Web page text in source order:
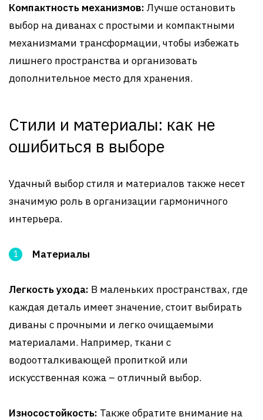
Компактность механизмов: Лучше остановить
выбор на диванах с простыми и компактными
механизмами трансформации, чтобы избежать
лишнего пространства и организовать
дополнительное место для хранения.
Стили и материалы: как не
ошибиться в выборе
Удачный выбор стиля и материалов также несет
значимую роль в организации гармоничного
интерьера.
Материалы
Легкость ухода: В маленьких пространствах, где
каждая деталь имеет значение, стоит выбирать
диваны с прочными и легко очищаемыми
материалами. Например, ткани с
водоотталкивающей пропиткой или
искусственная кожа – отличный выбор.
Износостойкость: Также обратите внимание на